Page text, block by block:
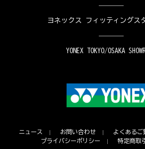
ヨネックス フィッティングス
YONEX TOKYO/OSAKA
ニュース お問い合わせ よくあるご
プライバシーポリシー
特定商取